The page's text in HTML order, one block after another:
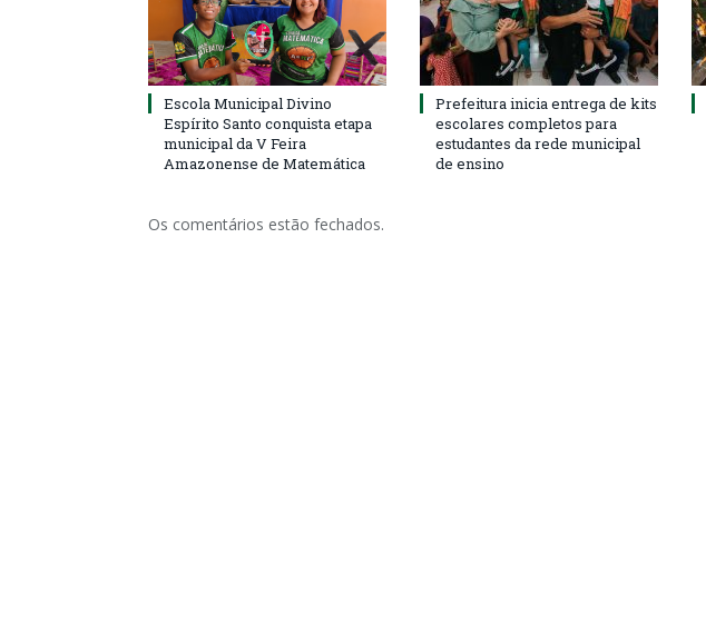
Escola Municipal Divino
Espírito Santo conquista etapa
municipal da V Feira
Amazonense de Matemática
Prefeitura inicia entrega de kits
escolares completos para
estudantes da rede municipal
de ensino
Os comentários estão fechados.